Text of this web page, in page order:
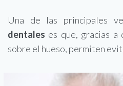
Una de las principales
dentales es que, gracias a
sobre el hueso, permiten